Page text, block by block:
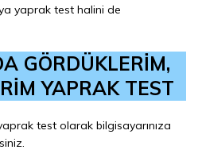
yaprak test halini de
GÖRDÜKLERİM,
YAPRAK TEST
test olarak bilgisayarınıza